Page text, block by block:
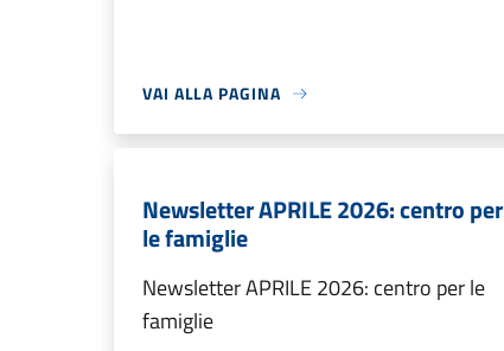
VAI ALLA PAGINA
Newsletter APRILE 2026: centro per
le famiglie
Newsletter APRILE 2026: centro per le
famiglie